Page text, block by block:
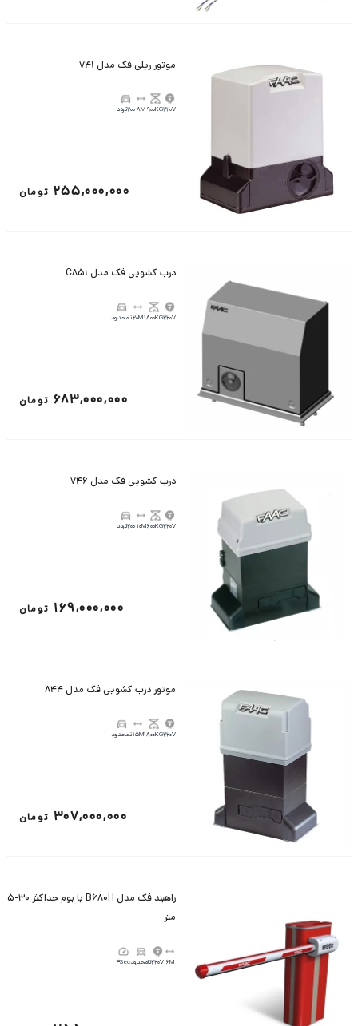
موتور ریلی فک مدل 741
220V
900KG
8M200تردد
255,000,000 تومان
درب کشویی فک مدل C851
220V
1800KG
20Mنامحدود
683,000,000 تومان
درب کشویی فک مدل 746
220V
600KG
10M200تردد
169,000,000 تومان
موتور درب کشویی فک مدل 844
220V
1800KG
15Mنامحدود
307,000,000 تومان
راهبند فک مدل B680H با بوم حداکثر 30-5
متر
6M
220Vنامحدود4Sec